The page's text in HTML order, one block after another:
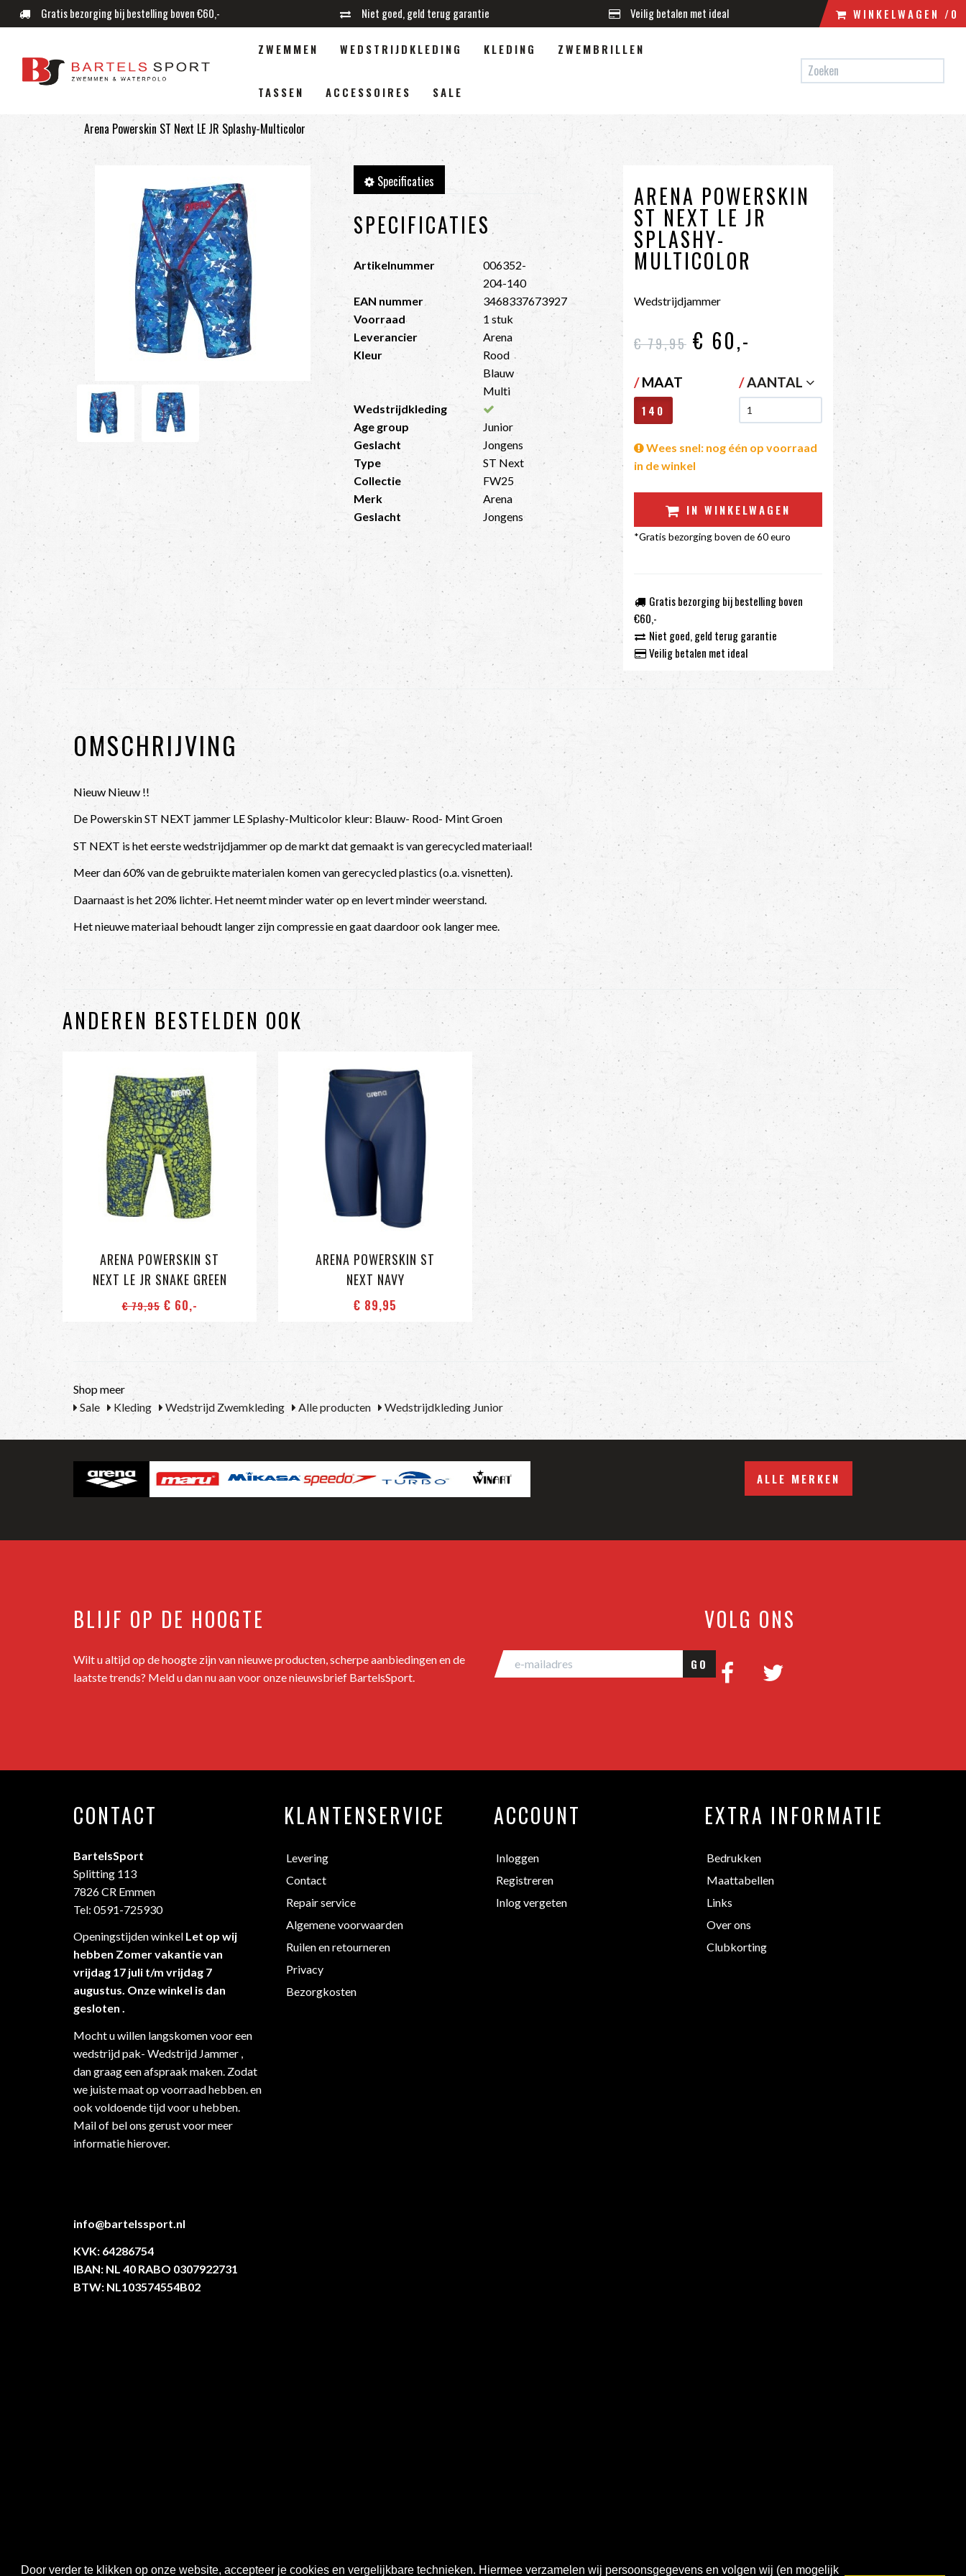
Door verder te klikken op onze website, accepteer je cookies en vergelijkbare technieken. Hiermee verzamelen wij persoonsgegevens en volgen wij (en mogelijk
Gratis bezorging bij bestelling boven €60,- Niet goed, geld terug garantie Veilig betalen met ideal WINKELWAGEN /0
WINKELWAGEN
UW WINKELWAGEN IS LEEG.
VUL HEM MET PRODUCTEN.
ZWEMMEN WEDSTRIJDKLEDING KLEDING ZWEMBRILLEN
TASSEN ACCESSOIRES SALE
Arena Powerskin ST Next LE JR Splashy-Multicolor
Specificaties
SPECIFICATIES
Artikelnummer
006352-
204-140
EAN nummer
3468337673927
Voorraad
1 stuk
Leverancier
Arena
Kleur
Rood
Blauw
Multi
Wedstrijdkleding
Age group
Junior
Geslacht
Jongens
Type
ST Next
Collectie
FW25
Merk
Arena
Geslacht
Jongens
ARENA POWERSKIN
ST NEXT LE JR
SPLASHY-
MULTICOLOR
Wedstrijdjammer
€ 79,95€ 60,-
/MAAT
140
/AANTAL
Wees snel: nog één op voorraad
in de winkel
IN WINKELWAGEN
*Gratis bezorging boven de 60 euro
Gratis bezorging bij bestelling boven
€60,-
Niet goed, geld terug garantie
Veilig betalen met ideal
OMSCHRIJVING
Nieuw Nieuw !!
De Powerskin ST NEXT jammer LE Splashy-Multicolor kleur: Blauw- Rood- Mint Groen
ST NEXT is het eerste wedstrijdjammer op de markt dat gemaakt is van gerecycled materiaal!
Meer dan 60% van de gebruikte materialen komen van gerecycled plastics (o.a. visnetten).
Daarnaast is het 20% lichter. Het neemt minder water op en levert minder weerstand.
Het nieuwe materiaal behoudt langer zijn compressie en gaat daardoor ook langer mee.
ANDEREN BESTELDEN OOK
ARENA POWERSKIN ST
NEXT LE JR SNAKE GREEN
€ 79,95€ 60,-
ARENA POWERSKIN ST
NEXT NAVY
€ 89,95
Shop meer
Sale
Kleding Wedstrijd Zwemkleding Alle producten Wedstrijdkleding Junior
ALLE MERKEN
BLIJF OP DE HOOGTE
Wilt u altijd op de hoogte zijn van nieuwe producten, scherpe aanbiedingen en de
laatste trends? Meld u dan nu aan voor onze nieuwsbrief BartelsSport.
GO
VOLG ONS
CONTACT
BartelsSport
Splitting 113
7826 CR Emmen
Tel: 0591-725930
Openingstijden winkel Let op wij
hebben Zomer vakantie van
vrijdag 17 juli t/m vrijdag 7
augustus. Onze winkel is dan
gesloten .
Mocht u willen langskomen voor een
wedstrijd pak- Wedstrijd Jammer ,
dan graag een afspraak maken. Zodat
we juiste maat op voorraad hebben. en
ook voldoende tijd voor u hebben.
Mail of bel ons gerust voor meer
informatie hierover.
info@bartelssport.nl
KVK: 64286754
IBAN: NL 40 RABO 0307922731
BTW: NL103574554B02
KLANTENSERVICE
Levering
Contact
Repair service
Algemene voorwaarden
Ruilen en retourneren
Privacy
Bezorgkosten
ACCOUNT
Inloggen
Registreren
Inlog vergeten
EXTRA INFORMATIE
Bedrukken
Maattabellen
Links
Over ons
Clubkorting